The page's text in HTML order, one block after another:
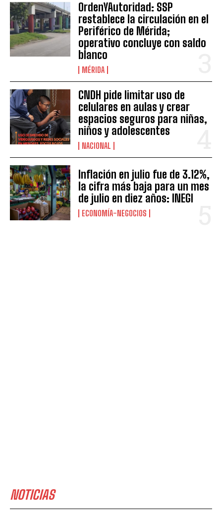
OrdenYAutoridad: SSP
restablece la circulación en el
Periférico de Mérida;
operativo concluye con saldo
blanco
MÉRIDA
CNDH pide limitar uso de
celulares en aulas y crear
espacios seguros para niñas,
niños y adolescentes
NACIONAL
Inflación en julio fue de 3.12%,
la cifra más baja para un mes
de julio en diez años: INEGI
ECONOMÍA-NEGOCIOS
NOTICIAS